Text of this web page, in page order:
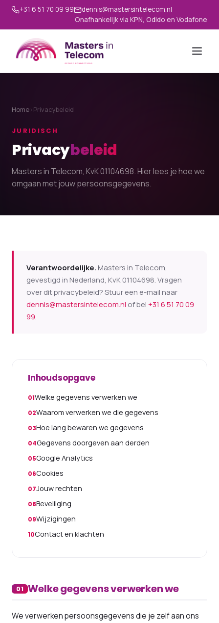
+31 6 51 70 09 99
dennis@mastersintelecom.nl
Onafhankelijk via KPN, Odido en Vodafone
Home›Privacybeleid
JURIDISCH
Privacybeleid
Masters in Telecom, KvK 01104698. Hier lees je hoe we
omgaan met jouw persoonsgegevens.
Verantwoordelijke.Masters in Telecom,
gevestigd in Nederland, KvK 01104698. Vragen
over dit privacybeleid? Stuur een e-mail naar
dennis@mastersintelecom.nl of bel+31 6 51 70 09
99.
Inhoudsopgave
Welke gegevens verwerken we
Waarom verwerken we die gegevens
Hoe lang bewaren we gegevens
Gegevens doorgeven aan derden
Google Analytics
Cookies
Jouw rechten
Beveiliging
Wijzigingen
Contact en klachten
01 Welke gegevens verwerken we
We verwerken persoonsgegevens die je zelf aan ons